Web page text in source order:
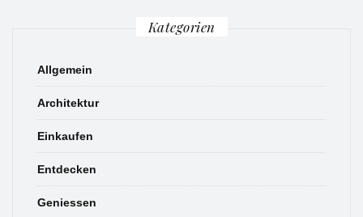
Kategorien
Allgemein
Architektur
Einkaufen
Entdecken
Geniessen